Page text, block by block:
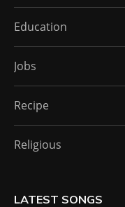
Education
Jobs
Recipe
Religious
LATEST SONGS